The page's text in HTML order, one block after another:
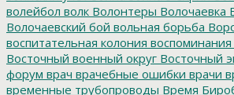
волейбол волк Волонтеры Волочаевка
Волочаевский бой вольная борьба
воспитательная колония воспоминания
Восточный военный округ Восточный
форум врач врачебные ошибки врачи
временные трубопроводы Время